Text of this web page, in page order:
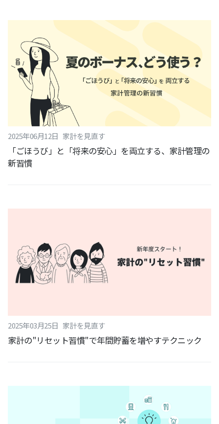
2025年06月12日 家計を見直す
「ごほうび」と「将来の安心」を両立する、家計管理の
新習慣
2025年03月25日 家計を見直す
家計の"リセット習慣"で年間貯蓄を増やすテクニック